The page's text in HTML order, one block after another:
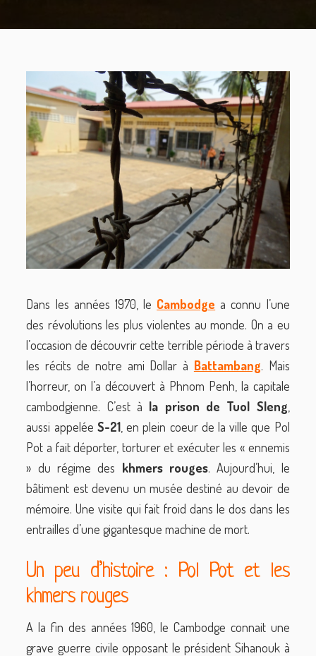
Dans les années 1970, le Cambodge a connu l’une
des révolutions les plus violentes au monde. On a eu
l’occasion de découvrir cette terrible période à travers
les récits de notre ami Dollar à Battambang. Mais
l’horreur, on l’a découvert à Phnom Penh, la capitale
cambodgienne. C’est à la prison de Tuol Sleng
aussi appelée S-21, en plein coeur de la ville que Pol
Pot a fait déporter, torturer et exécuter les « ennemis
» du régime des khmers rouges. Aujourd’hui, le
bâtiment est devenu un musée destiné au devoir de
mémoire. Une visite qui fait froid dans le dos dans les
entrailles d’une gigantesque machine de mort.
Un peu d’histoire : Pol Pot et les
khmers rouges
A la fin des années 1960, le Cambodge connait une
grave guerre civile opposant le président Sihanouk à